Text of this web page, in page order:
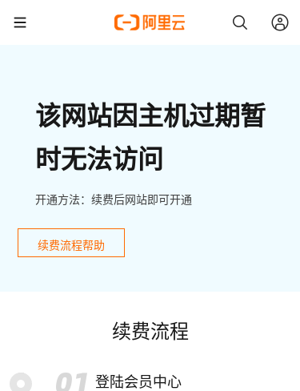
该网站因主机过期暂
时无法访问
开通方法：续费后网站即可开通
续费流程帮助
续费流程
登陆会员中心